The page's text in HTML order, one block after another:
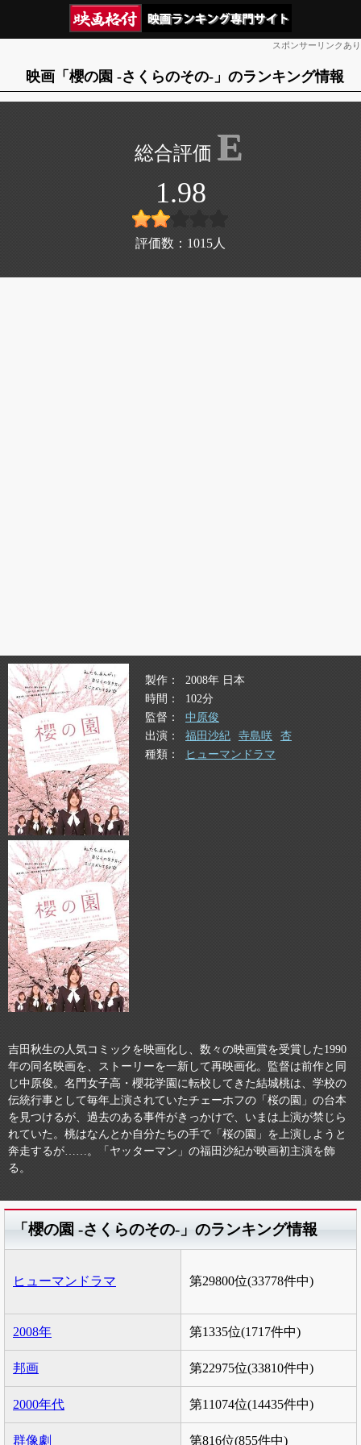
スポンサーリンクあり
映画「櫻の園 -さくらのその-」のランキング情報
E
1.98
評価数： 1015 人
製作
2008年 日本
時間
102分
監督
中原俊
出演
福田沙紀 寺島咲
杏
種類
ヒューマンドラマ
吉田秋生の人気コミックを映画化し、数々の映画賞を受賞した1990
年の同名映画を、ストーリーを一新して再映画化。監督は前作と同
じ中原俊。名門女子高・櫻花学園に転校してきた結城桃は、学校の
伝統行事として毎年上演されていたチェーホフの「桜の園」の台本
を見つけるが、過去のある事件がきっかけで、いまは上演が禁じら
れていた。桃はなんとか自分たちの手で「桜の園」を上演しようと
奔走するが……。「ヤッターマン」の福田沙紀が映画初主演を飾
る。
「櫻の園 -さくらのその-」のランキング情報
ヒューマンドラマ 第29800位(33778件中)
2008年 第1335位(1717件中)
邦画 第22975位(33810件中)
2000年代 第11074位(14435件中)
群像劇 第816位(855件中)